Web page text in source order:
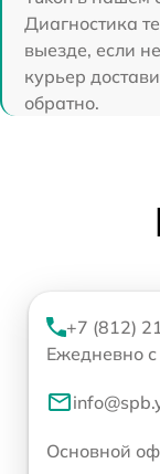
Диагностика
выезде, если
курьер
обратно.
+7 (812)
Ежедневно
Основной